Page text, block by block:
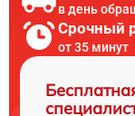
в день
Срочный
от 35 минут